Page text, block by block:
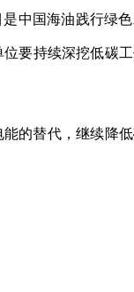
中国海油践行绿
要持续深挖低碳
的替代，继续降